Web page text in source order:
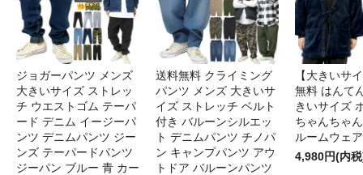
ジョガーパンツ メンズ
大きいサイズ ストレッ
チ ウエストゴム テーパ
ード デニム イージーパ
ンツ デニムパンツ ジー
ンズ テーパードパンツ
ジーパン ブルー 青 カー
送料無料 クライミング
パンツ メンズ 大きいサ
イズ ストレッチ ベルト
付き バルーンシルエッ
ト デニムパンツ チノパ
ン キャンプパンツ アウ
トドア バルーンパンツ
【大きいサ
無料 はんて
きいサイズ
ちゃんちゃ
ルームウェ
4,980円(内